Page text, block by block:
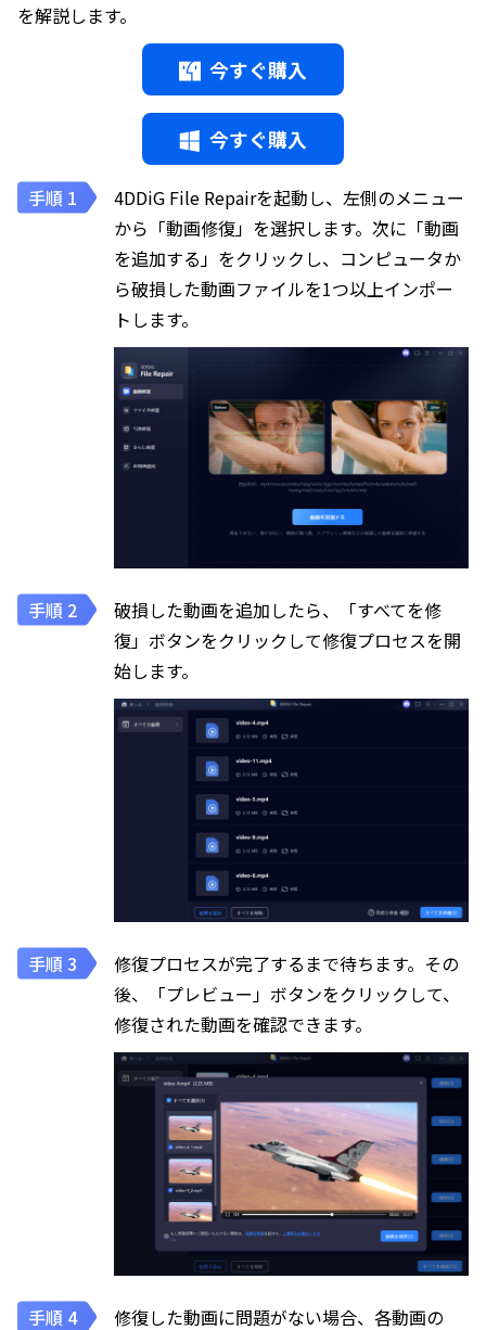
を解説します。
今すぐ購入
今すぐ購入
4DDiG File Repairを起動し、左側のメニュー
から「動画修復」を選択します。次に「動画
を追加する」をクリックし、コンピュータか
ら破損した動画ファイルを1つ以上インポー
トします。
破損した動画を追加したら、「すべてを修
復」ボタンをクリックして修復プロセスを開
始します。
修復プロセスが完了するまで待ちます。その
後、「プレビュー」ボタンをクリックして、
修復された動画を確認できます。
修復した動画に問題がない場合、各動画の